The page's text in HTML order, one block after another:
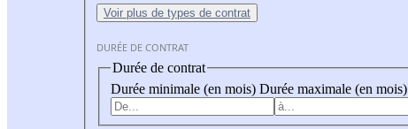
Voir plus de types de contrat
DURÉE DE CONTRAT
Durée de contrat
Durée minimale (en mois) Durée maximale (en mois)